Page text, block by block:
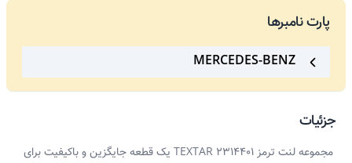
پارت نامبرها
MERCEDES-BENZ
جزئیات
مجموعه لنت ترمز TEXTAR 2314401 یک قطعه جایگزین و باکیفیت برای